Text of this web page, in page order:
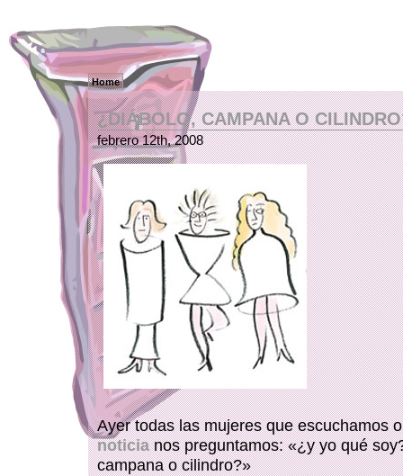
Home
¿DIÁBOLO, CAMPANA O
febrero 12th, 2008
Ayer todas las mujeres que escuchamos
noticianos preguntamos: «¿y yo qué
campana o cilindro?»